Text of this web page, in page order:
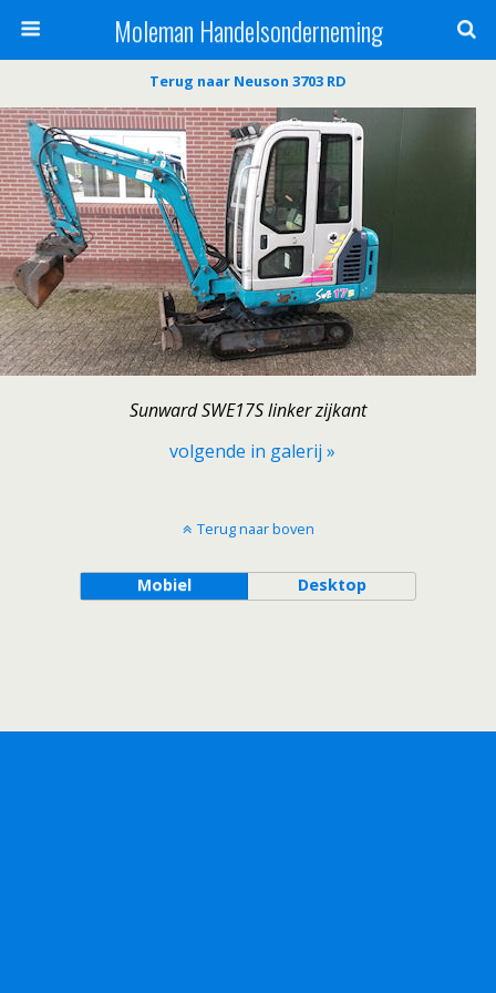
Moleman Handelsonderneming
Terug naar Neuson 3703 RD
Sunward SWE17S linker zijkant
volgende in galerij »
Terug naar boven
Mobiel Desktop